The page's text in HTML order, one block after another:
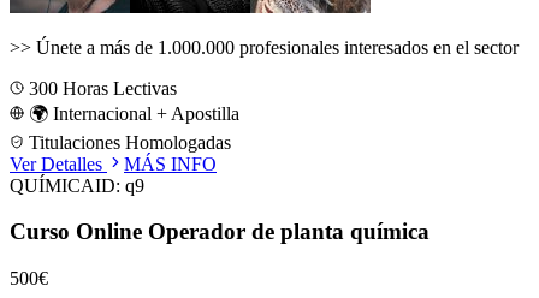
>> Únete a más de 1.000.000 profesionales interesados en el sector
300 Horas Lectivas
🌍 Internacional + Apostilla
Titulaciones Homologadas
Ver Detalles
MÁS INFO
QUÍMICAID: q9
Curso Online Operador de planta química
500€